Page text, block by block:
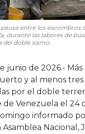
entre los escombros
durante las labores de
doble sismo.
junio de 2026.-
y al menos tres
por el doble
Venezuela el 24
informado
Nacional,